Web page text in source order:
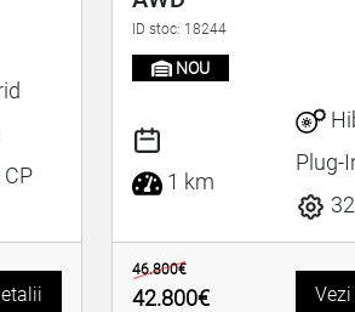
ID stoc: 18244
NOU
1 km
Plug-
46.800€
42.800€